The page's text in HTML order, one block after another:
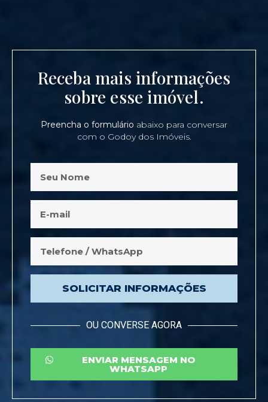
Receba mais informações
sobre esse imóvel.
Preencha o formulário abaixo para conversar
com o Godoy dos Imóveis.
SOLICITAR INFORMAÇÕES
OU CONVERSE AGORA
ENVIAR MENSAGEM NO
WHATSAPP